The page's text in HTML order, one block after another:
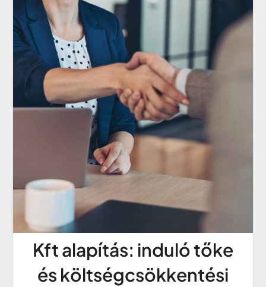
Kft alapítás: induló tőke
és költségcsökkentési